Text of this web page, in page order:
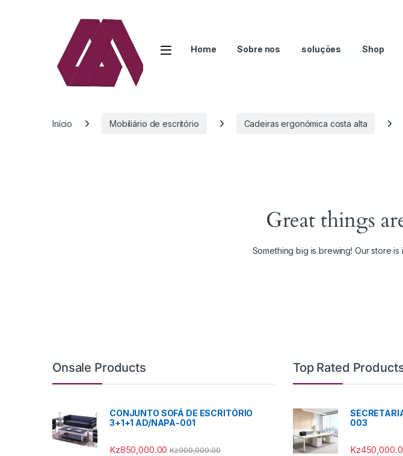
Open Home Sobre nos soluções Shop
Início Mobiliário de escritório Cadeiras ergonómica costa alta
Great things
Something big is brewing! Our store
Onsale Products
CONJUNTO SOFÁ DE ESCRITÓRIO
3+1+1 AD/NAPA-001
Kz850,000.00 Kz900,000.00
Top Rated
003
Kz